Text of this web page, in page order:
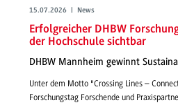
15.07.2026 | News
Erfolgreicher DHBW
der Hochschule sichtbar
DHBW Mannheim gewinnt
Unter dem Motto "Crossing Lines –
Forschungstag Forschende und